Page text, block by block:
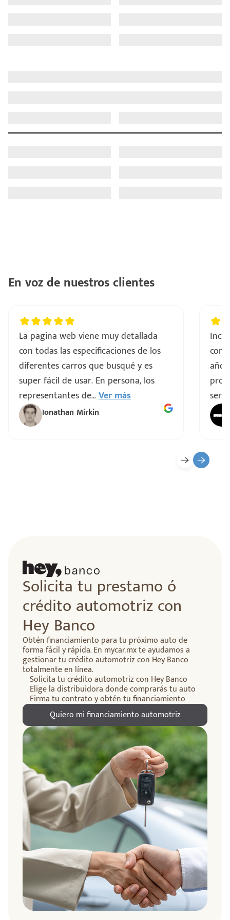
En voz de nuestros clientes
La pagina web viene muy detallada
con todas las especificaciones de los
diferentes carros que busqué y es
super fácil de usar. En persona, los
representantes de...Ver más
Ionathan Mirkin
Solicita tu prestamo ó
crédito automotriz con
Hey Banco
Obtén financiamiento para tu próximo auto de
forma fácil y rápida. En mycar.mx te ayudamos a
gestionar tu crédito automotriz con Hey Banco
totalmente en línea.
Solicita tu crédito automotriz con Hey Banco
Elige la distribuidora donde comprarás tu auto
Firma tu contrato y obtén tu financiamiento
Quiero mi financiamiento automotriz